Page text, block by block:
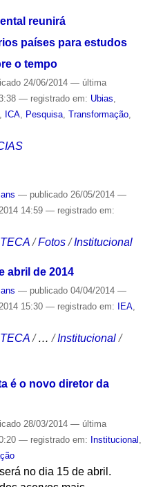
reunirá
países para estudos
o tempo
24/06/2014 — última
— registrado em: Ubias,
ICA, Pesquisa, Transformação,
— publicado26/05/2014 —
14:59 — registrado em:
/Fotos /Institucional
abril de 2014
— publicado04/04/2014 —
15:30 — registrado em: IEA,
/…/Institucional /
é o novo diretor da
28/03/2014 — última
— registrado em: Institucional
no dia 15 de abril.